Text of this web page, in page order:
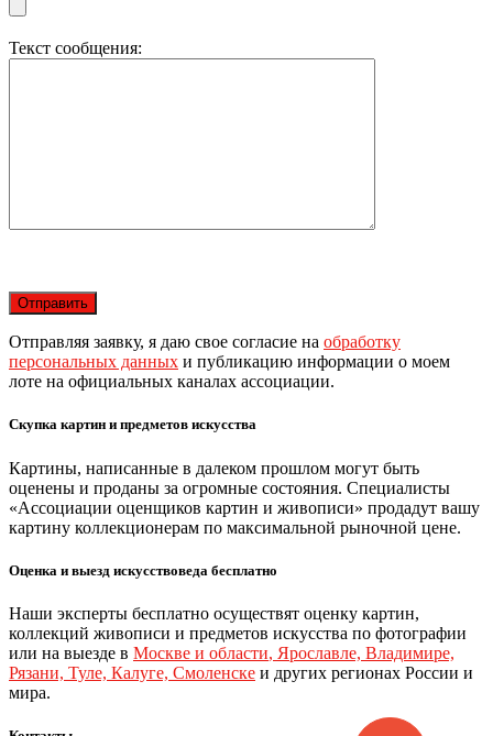
Текст сообщения:
Отправляя заявку, я даю свое согласие на обработку
персональных данных и публикацию информации о моем
лоте на официальных каналах ассоциации.
Скупка картин и предметов искусства
Картины, написанные в далеком прошлом могут быть
оценены и проданы за огромные состояния. Специалисты
«Ассоциации оценщиков картин и живописи» продадут вашу
картину коллекционерам по максимальной рыночной цене.
Оценка и выезд искусствоведа бесплатно
Наши эксперты бесплатно осуществят оценку картин,
коллекций живописи и предметов искусства по фотографии
или на выезде в Москве и области, Ярославле, Владимире,
Рязани, Туле, Калуге, Смоленске и других регионах России и
мира.